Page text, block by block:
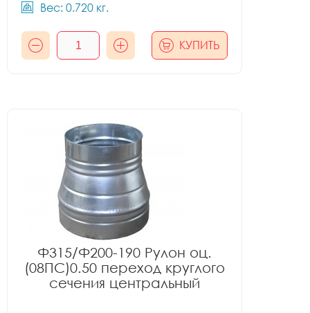
Вес: 0.720 кг.
КУПИТЬ
Ф315/Ф200-190 Рулон оц.
(08ПС)0.50 переход круглого
сечения центральный